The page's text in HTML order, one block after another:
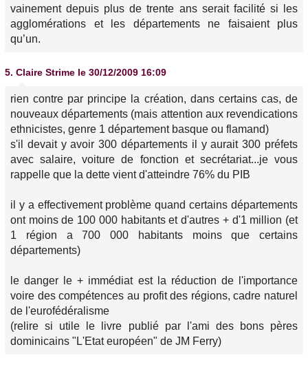
vainement depuis plus de trente ans serait facilité si les
agglomérations et les départements ne faisaient plus
qu’un.
5. Claire Strime le 30/12/2009 16:09
rien contre par principe la création, dans certains cas, de
nouveaux départements (mais attention aux revendications
ethnicistes, genre 1 département basque ou flamand)
s'il devait y avoir 300 départements il y aurait 300 préfets
avec salaire, voiture de fonction et secrétariat...je vous
rappelle que la dette vient d'atteindre 76% du PIB
il y a effectivement problème quand certains départements
ont moins de 100 000 habitants et d'autres + d'1 million (et
1 région a 700 000 habitants moins que certains
départements)
le danger le + immédiat est la réduction de l'importance
voire des compétences au profit des régions, cadre naturel
de l'eurofédéralisme
(relire si utile le livre publié par l'ami des bons pères
dominicains "L'Etat européen" de JM Ferry)